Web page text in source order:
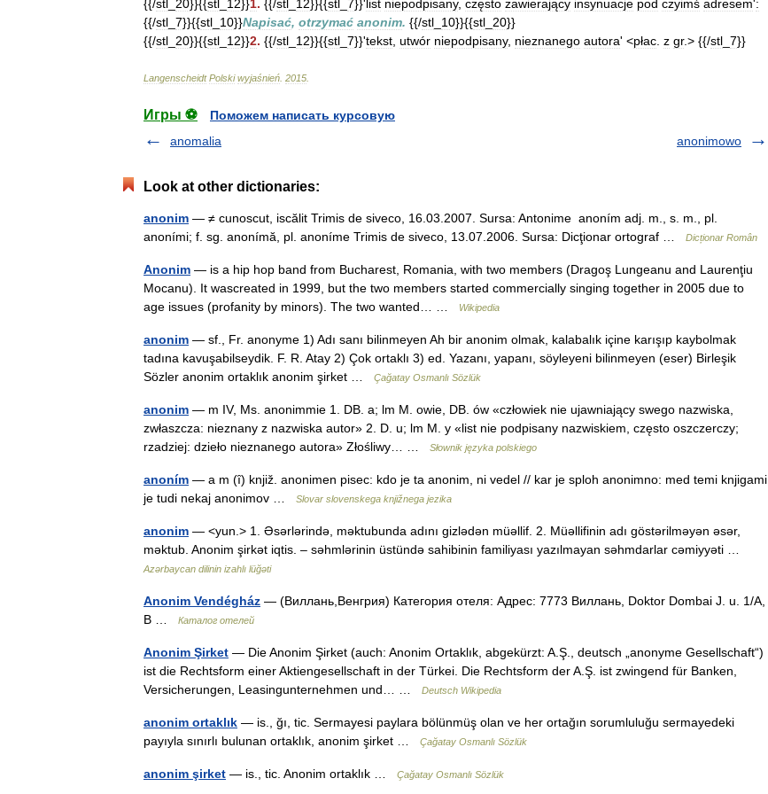
{{/stl 20}}{{stl 12}}1. {{/stl 12}}{{stl 7}}' list niepodpisany, często zawierający insynuacje pod czyimś adresem':
{{/stl 7}}{{stl 10}}Napisać, otrzymać anonim. {{/stl 10}}{{stl 20}}
{{/stl 20}}{{stl 12}}2. {{/stl 12}}{{stl 7}}'tekst utwór niepodpisany, nieznanego autora' <płac z gr.> {{/stl 7}}
Langenscheidt Polski wyjaśnień 2015
Игры ⚽
Поможем написать курсовую
anomalia
anonimowo
Look at other dictionaries:
anonim — ≠ cunoscut, iscălit Trimis de siveco, 16.03.2007. Sursa: Antonime anoním adj. m., s. m., pl.
anoními; f. sg. anonímă, pl. anoníme Trimis de siveco, 13.07.2006. Sursa: Dicţionar ortograf …
Dicționar Român
Anonim — is a hip hop band from Bucharest, Romania, with two members (Dragoş Lungeanu and Laurenţiu
Mocanu). It wascreated in 1999, but the two members started commercially singing together in 2005 due to
age issues (profanity by minors). The two wanted… …
Wikipedia
anonim — sf., Fr. anonyme 1) Adı sanı bilinmeyen Ah bir anonim olmak, kalabalık içine karışıp kaybolmak
tadına kavuşabilseydik. F. R. Atay 2) Çok ortaklı 3) ed. Yazanı, yapanı, söyleyeni bilinmeyen (eser) Birleşik
Sözler anonim ortaklık anonim şirket …
Çağatay Osmanlı Sözlük
anonim — m IV, Ms. anonimmie 1. DB. a; lm M. owie, DB. ów «człowiek nie ujawniający swego nazwiska,
zwłaszcza: nieznany z nazwiska autor» 2. D. u; lm M. y «list nie podpisany nazwiskiem, często oszczerczy;
rzadziej: dzieło nieznanego autora» Złośliwy… …
Słownik języka polskiego
anoním — a m (ȋ) knjiž. anonimen pisec: kdo je ta anonim, ni vedel // kar je sploh anonimno: med temi knjigami
je tudi nekaj anonimov …
Slovar slovenskega knjižnega jezika
anonim — <yun.> 1. Əsərlərində, məktubunda adını gizlədən müəllif. 2. Müəllifinin adı göstərilməyən əsər,
məktub. Anonim şirkət iqtis. – səhmlərinin üstündə sahibinin familiyası yazılmayan səhmdarlar cəmiyyəti …
Azərbaycan dilinin izahlı lüğəti
Anonim Vendégház — (Виллань,Венгрия) Категория отеля: Адрес: 7773 Виллань, Doktor Dombai J. u. 1/A,
В …
Каталог отелей
Anonim Şirket — Die Anonim Şirket (auch: Anonim Ortaklık, abgekürzt: A.Ş., deutsch „anonyme Gesellschaft“)
ist die Rechtsform einer Aktiengesellschaft in der Türkei. Die Rechtsform der A.Ş. ist zwingend für Banken,
Versicherungen, Leasingunternehmen und… …
Deutsch Wikipedia
anonim ortaklık — is., ğı, tic. Sermayesi paylara bölünmüş olan ve her ortağın sorumluluğu sermayedeki
payıyla sınırlı bulunan ortaklık, anonim şirket …
Çağatay Osmanlı Sözlük
anonim şirket — is., tic. Anonim ortaklık … Çağatay Osmanlı Sözlük